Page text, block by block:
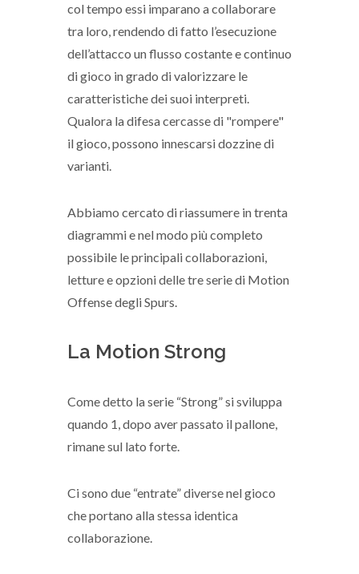
col tempo essi imparano a collaborare
tra loro, rendendo di fatto l’esecuzione
dell’attacco un flusso costante e continuo
di gioco in grado di valorizzare le
caratteristiche dei suoi interpreti.
Qualora la difesa cercasse di "rompere"
il gioco, possono innescarsi dozzine di
varianti.
Abbiamo cercato di riassumere in trenta
diagrammi e nel modo più completo
possibile le principali collaborazioni,
letture e opzioni delle tre serie di Motion
Offense degli Spurs.
La Motion Strong
Come detto la serie “Strong” si sviluppa
quando 1, dopo aver passato il pallone,
rimane sul lato forte.
Ci sono due “entrate” diverse nel gioco
che portano alla stessa identica
collaborazione.